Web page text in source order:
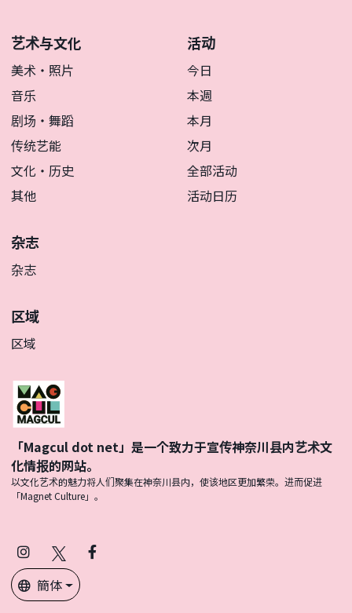
艺术与文化
美术・照片
音乐
剧场・舞蹈
传统艺能
文化・历史
其他
活动
今日
本週
本月
次月
全部活动
活动日历
杂志
杂志
区域
区域
「Magcul dot net」是一个致力于宣传神奈川县内艺术文
化情报的网站。
以文化艺术的魅力将人们聚集在神奈川县内，使该地区更加繁荣。进而促进
「Magnet Culture」。
Instagram
(Twitter)
Facebook
簡体